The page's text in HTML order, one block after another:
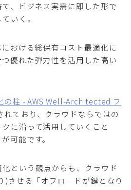
、ビジネス実需に即した形で
いく。
おける総保有コスト最適化に
優れた弾力性を活用した高い
の柱 - AWS Well-Architected フ
れており、クラウドならではの
に沿って活用していくこと
可能です。
という観点からも、クラウド
)させる「オフロードが鍵となり